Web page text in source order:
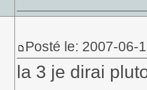
Posté le: 2007-06-
la 3 je dirai